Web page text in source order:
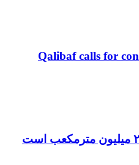
Qalibaf calls for